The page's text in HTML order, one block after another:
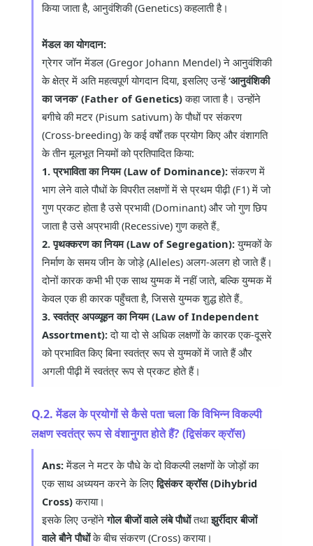
किया जाता है, आनुवंशिकी (Genetics) कहलाती है।
मेंडल का योगदान:
ग्रेगर जॉन मेंडल (Gregor Johann Mendel) ने आनुवंशिकी
के क्षेत्र में अति महत्वपूर्ण योगदान दिया, इसलिए उन्हें‘आनुवंशिकी
का जनक’ (Father of Genetics)कहा जाता है। उन्होंने
बगीचे की मटर (Pisum sativum) के पौधों पर संकरण
(Cross-breeding) के कई वर्षों तक प्रयोग किए और वंशागति
के तीन मूलभूत नियमों को प्रतिपादित किया:
1. प्रभाविता का नियम (Law of Dominance):संकरण में
भाग लेने वाले पौधों के विपरीत लक्षणों में से प्रथम पीढ़ी (F1) में जो
गुण प्रकट होता है उसे प्रभावी (Dominant) और जो गुण छिप
जाता है उसे अप्रभावी (Recessive) गुण कहते हैं。
2. पृथक्करण का नियम (Law of Segregation):युग्मकों के
निर्माण के समय जीन के जोड़े (Alleles) अलग-अलग हो जाते हैं।
दोनों कारक कभी भी एक साथ युग्मक में नहीं जाते, बल्कि युग्मक में
केवल एक ही कारक पहुँचता है, जिससे युग्मक शुद्ध होते हैं。
3. स्वतंत्र अपव्यूहन का नियम (Law of Independent
Assortment):दो या दो से अधिक लक्षणों के कारक एक-दूसरे
को प्रभावित किए बिना स्वतंत्र रूप से युग्मकों में जाते हैं और
अगली पीढ़ी में स्वतंत्र रूप से प्रकट होते हैं।
Q.2. मेंडल के प्रयोगों से कैसे पता चला कि विभिन्न विकल्पी
लक्षण स्वतंत्र रूप से वंशानुगत होते हैं? (द्विसंकर क्रॉस)
Ans:मेंडल ने मटर के पौधे के दो विकल्पी लक्षणों के जोड़ों का
एक साथ अध्ययन करने के लिएद्विसंकर क्रॉस (Dihybrid
Cross)कराया।
इसके लिए उन्होंनेगोल बीजों वाले लंबे पौधोंतथाझुर्रीदार बीजों
वाले बौने पौधोंके बीच संकरण (Cross) कराया।